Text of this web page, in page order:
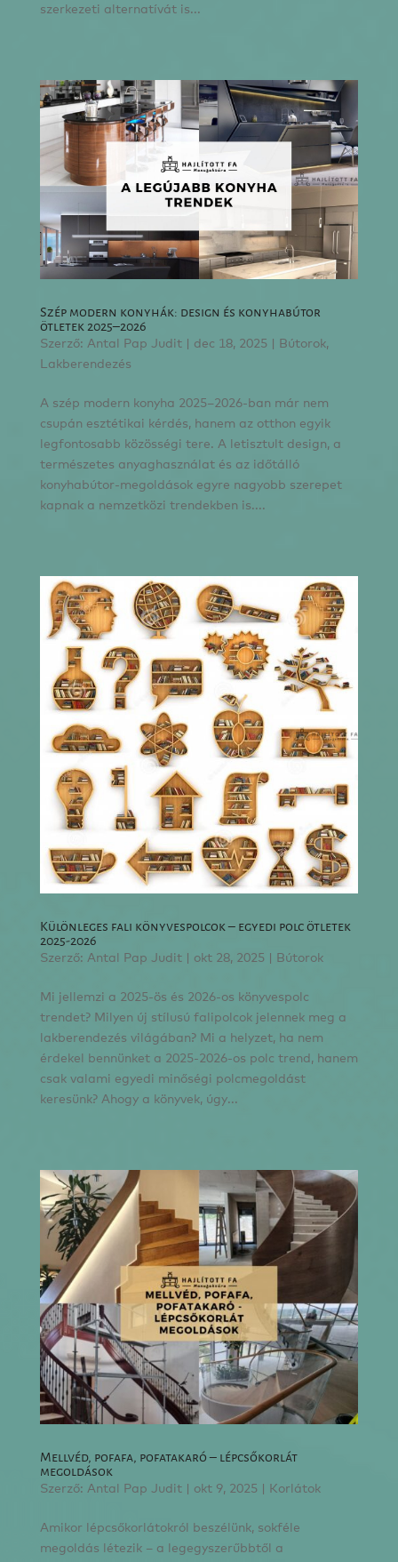
szerkezeti alternatívát is...
Szép modern konyhák: design és konyhabútor
ötletek 2025–2026
Szerző: Antal Pap Judit| dec 18, 2025 Bútorok,
Lakberendezés
A szép modern konyha 2025–2026-ban már nem
csupán esztétikai kérdés, hanem az otthon egyik
legfontosabb közösségi tere. A letisztult design, a
természetes anyaghasználat és az időtálló
konyhabútor-megoldások egyre nagyobb szerepet
kapnak a nemzetközi trendekben is....
Különleges fali könyvespolcok – egyedi polc ötletek
2025-2026
Szerző: Antal Pap Judit| okt 28, 2025 Bútorok
Mi jellemzi a 2025-ös és 2026-os könyvespolc
trendet? Milyen új stílusú falipolcok jelennek meg a
lakberendezés világában? Mi a helyzet, ha nem
érdekel bennünket a 2025-2026-os polc trend, hanem
csak valami egyedi minőségi polcmegoldást
keresünk? Ahogy a könyvek, úgy...
Mellvéd, pofafa, pofatakaró – lépcsőkorlát
megoldások
Szerző: Antal Pap Judit| okt 9, 2025 Korlátok
Amikor lépcsőkorlátokról beszélünk, sokféle
megoldás létezik – a legegyszerűbbtől a